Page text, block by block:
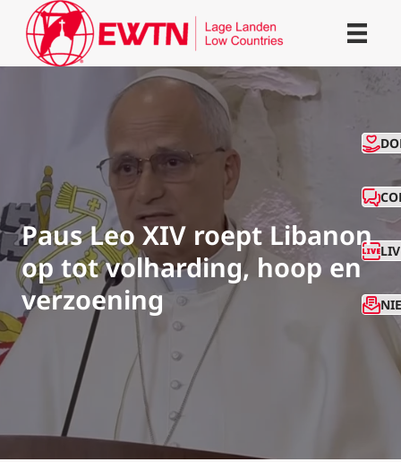
Paus Leo XIV roept Libanon
op tot volharding, hoop en
verzoening